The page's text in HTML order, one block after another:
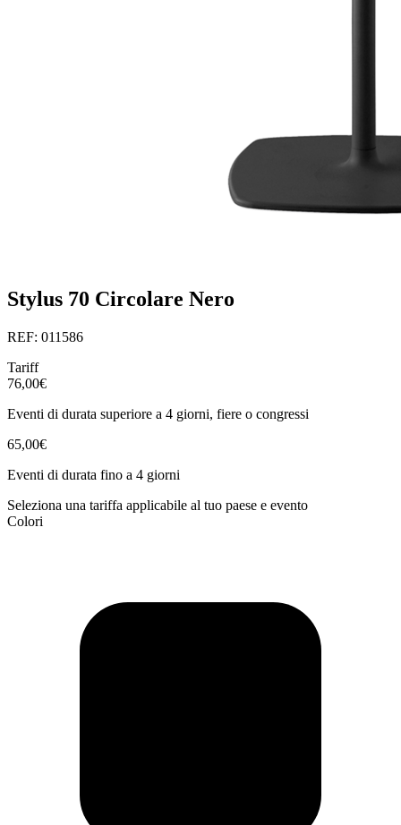
Stylus 70 Circolare Nero
REF: 011586
Tariff
76,00€
Eventi di durata superiore a 4 giorni, fiere o congressi
65,00€
Eventi di durata fino a 4 giorni
Seleziona una tariffa applicabile al tuo paese e evento
Colori